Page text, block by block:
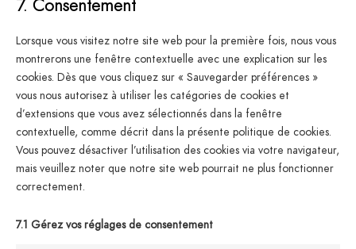
7. Consentement
Lorsque vous visitez notre site web pour la première fois, nous vous
montrerons une fenêtre contextuelle avec une explication sur les
cookies. Dès que vous cliquez sur « Sauvegarder préférences »
vous nous autorisez à utiliser les catégories de cookies et
d’extensions que vous avez sélectionnés dans la fenêtre
contextuelle, comme décrit dans la présente politique de cookies.
Vous pouvez désactiver l’utilisation des cookies via votre navigateur,
mais veuillez noter que notre site web pourrait ne plus fonctionner
correctement.
7.1 Gérez vos réglages de consentement